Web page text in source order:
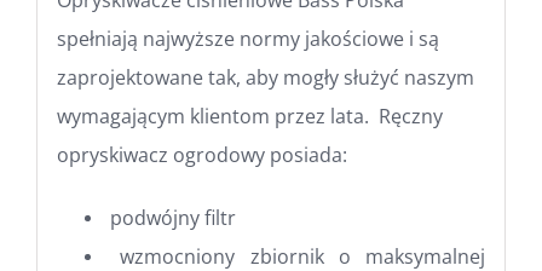
spełniają najwyższe normy jakościowe i są
zaprojektowane tak, aby mogły służyć naszym
wymagającym klientom przez lata. Ręczny
opryskiwacz ogrodowy posiada:
podwójny filtr
wzmocniony zbiornik o maksymalnej